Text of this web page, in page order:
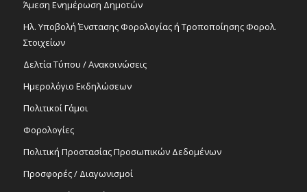
Άμεση Ενημέρωση Δημοτών
Ηλ. Υποβολή Ένστασης Φορολογίας ή Τροποποίησης Φορολ.
Στοιχείων
Δελτία Τύπου / Ανακοινώσεις
Ημερολόγιο Εκδηλώσεων
Πολιτικοί Γάμοι
Φορολογίες
Πολιτική Προστασίας Προσωπικών Δεδομένων
Προσφορές / Διαγωνισμοί